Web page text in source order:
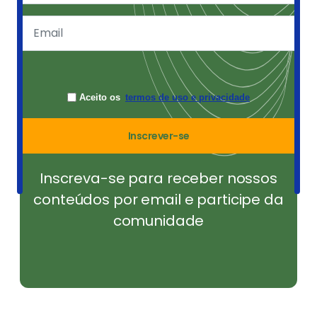
Aceito os termos de uso e privacidade
Inscrever-se
Inscreva-se para receber nossos
conteúdos por email e participe da
comunidade